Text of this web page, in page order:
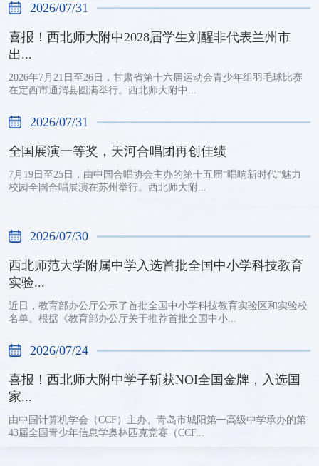
2026/07/31
喜报！西北师大附中2028届学生刘醒非代表兰州市
出...
2026年7月21日至26日，甘肃省第十六届运动会青少年组羽毛球比赛
在定西市通渭县圆满举行。西北师大附中...
2026/07/31
全国展演一等奖，天河合唱团再创佳绩
7月19日至25日，由中国合唱协会主办的第十五届“唱响新时代”魅力
校园全国合唱展演在苏州举行。西北师大附...
2026/07/30
西北师范大学附属中学入选首批全国中小学科技教育
实验...
近日，教育部办公厅公示了首批全国中小学科技教育实验区和实验校
名单。根据《教育部办公厅关于推荐首批全国中小...
2026/07/24
喜报！西北师大附中学子斩获NOI全国金牌，入选国
家...
由中国计算机学会（CCF）主办、青岛市城阳第一高级中学承办的第
43届全国青少年信息学奥林匹克竞赛（CCF...